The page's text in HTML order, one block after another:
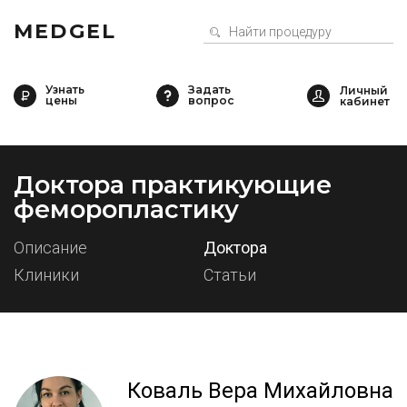
MEDGEL
Узнать
цены
Задать
вопрос
Доктора практикующие
феморопластику
Описание
Доктора
Клиники
Статьи
Коваль Вера Михайловна